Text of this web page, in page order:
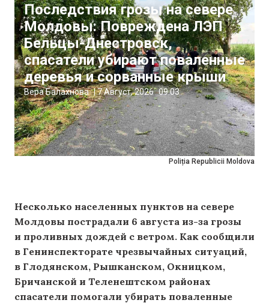
Poliția Republicii Moldova
Последствия грозы на севере
Молдовы: Повреждена ЛЭП
Бельцы-Днестровск,
спасатели убирают поваленные
деревья и сорванные крыши
Вера Балахнова |7 Август, 2026 09:03
Несколько населенных пунктов на севере
Молдовы пострадали 6 августа из-за грозы
и проливных дождей с ветром. Как сообщили
в Генинспекторате чрезвычайных ситуаций,
в Глодянском, Рышканском, Окницком,
Бричанской и Теленештском районах
спасатели помогали убирать поваленные